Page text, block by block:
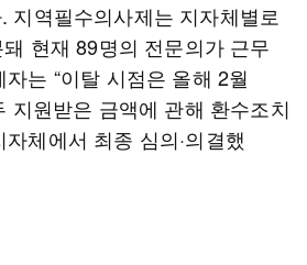
지역필수의사제는 지자체별로
현재 89명의 전문의가 근무
는 “이탈 시점은 올해 2월
지원받은 금액에 관해 환수조치
체에서 최종 심의·의결했